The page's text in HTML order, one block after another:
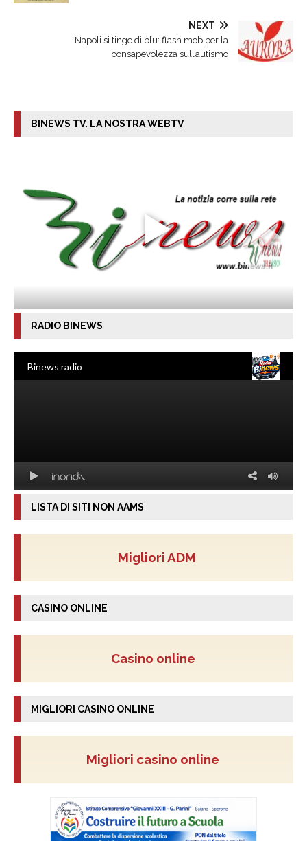
NEXT
Napoli si tinge di blu: flash mob per la
consapevolezza sull’autismo
BINEWS TV. LA NOSTRA WEBTV
RADIO BINEWS
LISTA DI SITI NON AAMS
Migliori ADM
CASINO ONLINE
Casino online
MIGLIORI CASINO ONLINE
Migliori casino online